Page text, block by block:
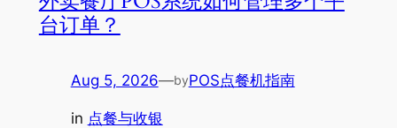
台订单？
Aug 5, 2026—byPOS点餐机指南
in 点餐与收银